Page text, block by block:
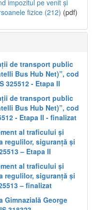
impozitul pe venit și
fizice (212) (pdf)
de transport public
Bus Hub Net)”, cod
325512 - Etapa II
de transport public
Bus Hub Net)”, cod
- Etapa II - finalizat
al traficului și
regulilor, siguranță și
– Etapa II
al traficului și
regulilor, siguranță și
– finalizat
Gimnazială George